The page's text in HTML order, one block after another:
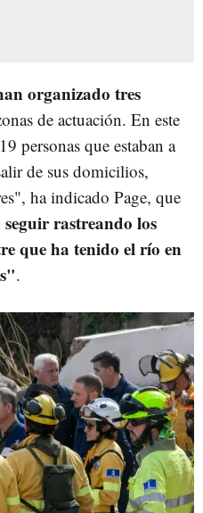
organizado tres
de actuación. En este
personas que estaban a
de sus domicilios,
ha indicado Page, que
rastreando los
que ha tenido el río en
.